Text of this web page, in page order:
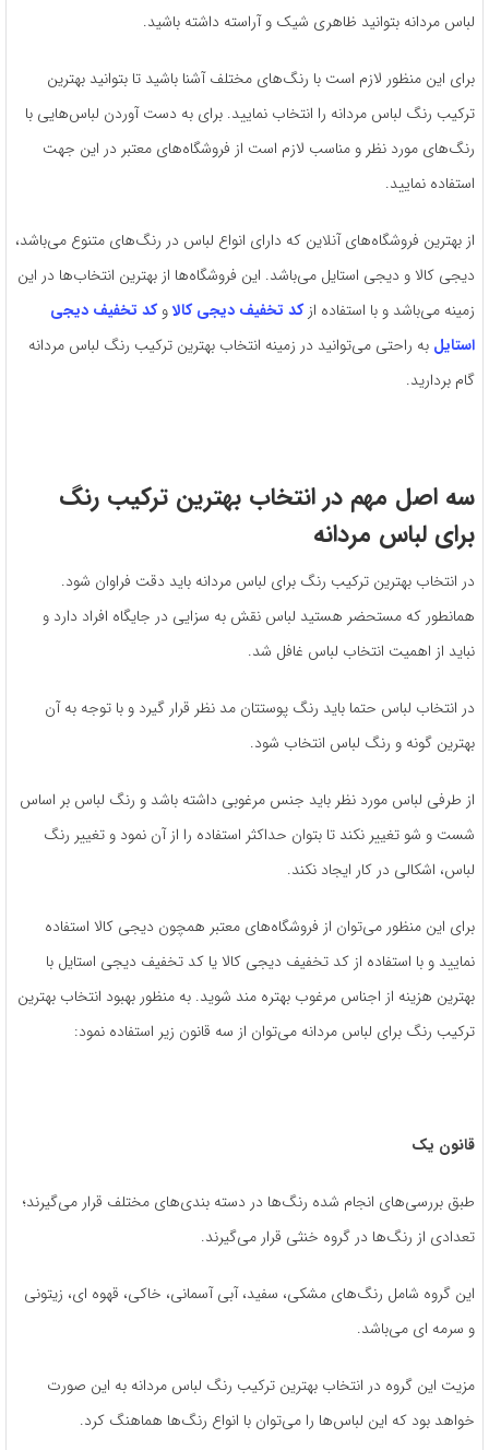
لباس مردانه بتوانید ظاهری شیک و آراسته داشته باشید.
برای این منظور لازم است با رنگ‌های مختلف آشنا باشید تا بتوانید بهترین
ترکیب رنگ لباس مردانه را انتخاب نمایید. برای به دست آوردن لباس‌هایی با
رنگ‌های مورد نظر و مناسب لازم است از فروشگاه‌های معتبر در این جهت
استفاده نمایید.
از بهترین فروشگاه‌های آنلاین که دارای انواع لباس در رنگ‌های متنوع می‌باشد،
دیجی کالا و دیجی استایل می‌باشد. این فروشگاه‌ها از بهترین انتخاب‌ها در این
زمینه می‌باشد و با استفاده ازکد تخفیف دیجی کالاوکد تخفیف دیجی
استایل به راحتی می‌توانید در زمینه انتخاب بهترین ترکیب رنگ لباس مردانه
گام بردارید‌.
سه اصل مهم در انتخاب بهترین ترکیب رنگ
برای لباس مردانه
در انتخاب بهترین ترکیب رنگ برای لباس مردانه باید دقت فراوان شود.
همانطور که مستحضر هستید لباس نقش به سزایی در جایگاه افراد دارد و
نباید از اهمیت انتخاب لباس غافل شد.
در انتخاب لباس حتما باید رنگ پوستتان مد نظر قرار گیرد و با توجه به آن
بهترین گونه و رنگ لباس انتخاب شود.
از طرفی لباس مورد نظر باید جنس مرغوبی داشته باشد و رنگ لباس بر اساس
شست و شو تغییر نکند تا بتوان حداکثر استفاده را از آن نمود و تغییر رنگ
لباس، اشکالی در کار ایجاد نکند.
برای این منظور می‌توان از فروشگاه‌های معتبر همچون دیجی کالا استفاده
نمایید و با استفاده از کد تخفیف دیجی کالا یا کد تخفیف دیجی استایل با
بهترین هزینه از اجناس مرغوب بهتره مند شوید‌‌. به منظور بهبود انتخاب بهترین
ترکیب رنگ برای لباس مردانه می‌توان از سه قانون زیر استفاده نمود:
قانون یک
طبق بررسی‌های انجام شده رنگ‌ها در دسته بندی‌های مختلف قرار می‌گیرند؛
تعدادی از رنگ‌ها در گروه خنثی قرار می‌گیرند.
این گروه شامل رنگ‌های مشکی، سفید، آبی آسمانی، خاکی، قهوه ای، زیتونی
و سرمه ای می‌باشد.
مزیت این گروه در انتخاب بهترین ترکیب رنگ لباس مردانه به این صورت
خواهد بود که این لباس‌ها را می‌توان با انواع رنگ‌ها هماهنگ کرد.